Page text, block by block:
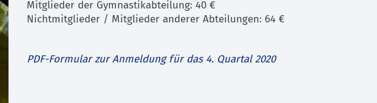
Mitglieder der Gymnastikabteilung: 40 €
Nichtmitglieder / Mitglieder anderer Abteilungen: 64 €
PDF-Formular zur Anmeldung für das 4. Quartal 2020